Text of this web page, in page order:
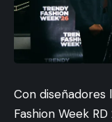
Con diseñadores
Fashion Week